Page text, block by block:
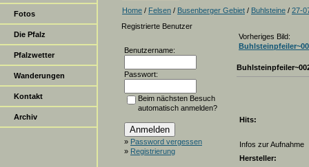
Fotos
Die Pfalz
Pfalzwetter
Wanderungen
Kontakt
Archiv
Home / Felsen / Busenberger Gebiet / Buhlsteine / 27-
Registrierte Benutzer
Benutzername:
Passwort:
Beim nächsten Besuch
automatisch anmelden?
» Password vergessen
» Registrierung
Vorheriges Bild:
Hits:
Infos zur Aufnahme
Hersteller: